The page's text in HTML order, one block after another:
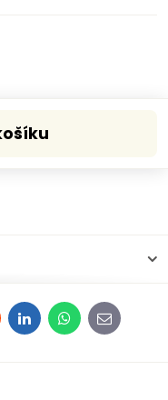
LinkedInWhatsApp
E-
mail